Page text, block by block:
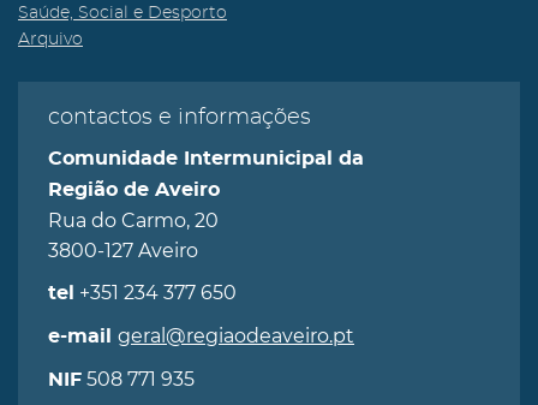
Saúde, Social e Desporto
Arquivo
contactos e informações
Comunidade Intermunicipal da
Região de Aveiro
Rua do Carmo, 20
3800-127 Aveiro
tel +351 234 377 650
e-mail geral@regiaodeaveiro.pt
NIF 508 771 935